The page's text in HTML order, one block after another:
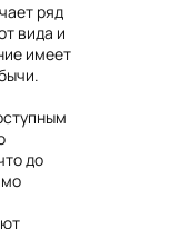
ряд
вида и
имеет
до